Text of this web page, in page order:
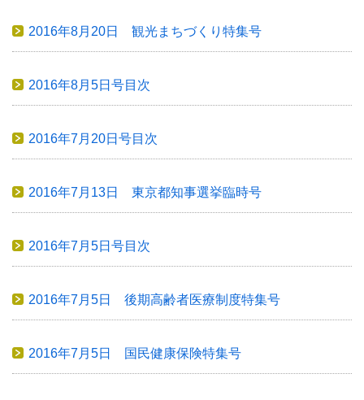
2016年8月20日 観光まちづくり特集号
2016年8月5日号目次
2016年7月20日号目次
2016年7月13日 東京都知事選挙臨時号
2016年7月5日号目次
2016年7月5日 後期高齢者医療制度特集号
2016年7月5日 国民健康保険特集号